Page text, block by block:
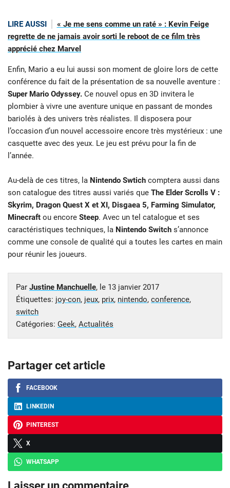
LIRE AUSSI
« Je me sens comme un raté » : Kevin Feige
regrette de ne jamais avoir sorti le reboot de ce film très
apprécié chez Marvel
Enfin, Mario a eu lui aussi son moment de gloire lors de cette
conférence du fait de la présentation de sa nouvelle aventure :
Super Mario Odyssey. Ce nouvel opus en 3D invitera le
plombier à vivre une aventure unique en passant de mondes
bariolés à des univers très réalistes. Il disposera pour
l’occasion d’un nouvel accessoire encore très mystérieux : une
casquette avec des yeux. Le jeu est prévu pour la fin de
l’année.
Au-delà de ces titres, la Nintendo Swtich comptera aussi dans
son catalogue des titres aussi variés que The Elder Scrolls V :
Skyrim, Dragon Quest X et XI, Disgaea 5, Farming Simulator,
Minecraft ou encore Steep. Avec un tel catalogue et ses
caractéristiques techniques, la Nintendo Switch s’annonce
comme une console de qualité qui a toutes les cartes en main
pour réunir les joueurs.
Par Justine Manchuelle, le 13 janvier 2017
Étiquettes: joy-con, jeux, prix, nintendo, conference,
switch
Catégories: Geek, Actualités
Partager cet article
FACEBOOK
LINKEDIN
PINTEREST
X
WHATSAPP